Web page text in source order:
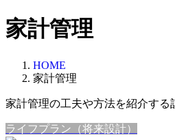
コ
ン
ス
キ
ッ
ナ
ビ
ン
に
移
家計管理
HOME
家計管理
家計管理の工夫や方法を紹介する
ライフプラン（将来設計）